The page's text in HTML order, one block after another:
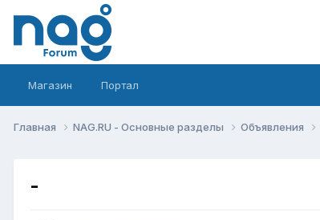
Магазин Портал
Главная NAG.RU - Основные разделы Объявления
-